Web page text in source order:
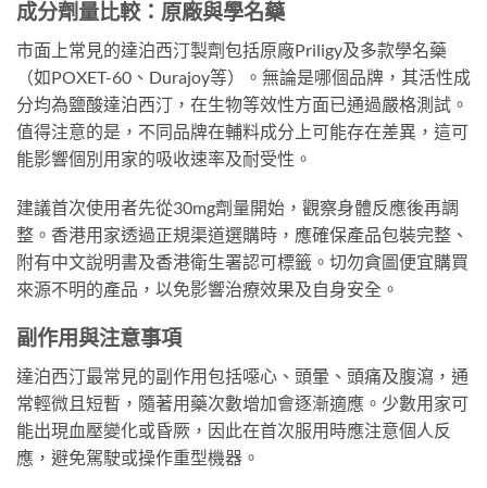
成分劑量比較：原廠與學名藥
市面上常見的達泊西汀製劑包括原廠Priligy及多款學名藥
（如POXET-60、Durajoy等）。無論是哪個品牌，其活性成
分均為鹽酸達泊西汀，在生物等效性方面已通過嚴格測試。
值得注意的是，不同品牌在輔料成分上可能存在差異，這可
能影響個別用家的吸收速率及耐受性。
建議首次使用者先從30mg劑量開始，觀察身體反應後再調
整。香港用家透過正規渠道選購時，應確保產品包裝完整、
附有中文說明書及香港衛生署認可標籤。切勿貪圖便宜購買
來源不明的產品，以免影響治療效果及自身安全。
副作用與注意事項
達泊西汀最常見的副作用包括噁心、頭暈、頭痛及腹瀉，通
常輕微且短暫，隨著用藥次數增加會逐漸適應。少數用家可
能出現血壓變化或昏厥，因此在首次服用時應注意個人反
應，避免駕駛或操作重型機器。